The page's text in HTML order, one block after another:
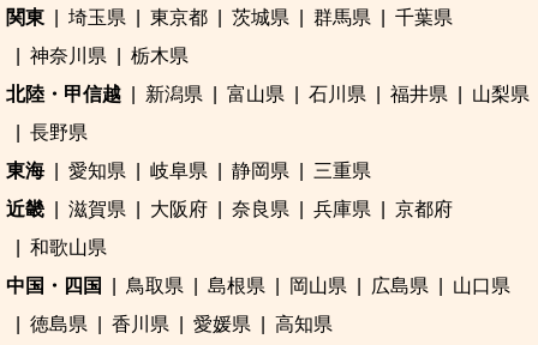
関東
埼玉県 東京都 茨城県 群馬県
千葉県
神奈川県
栃木県
北陸・甲信越
新潟県 富山県 石川県 福井県
山梨県
長野県
東海
愛知県 岐阜県 静岡県
三重県
近畿
滋賀県 大阪府 奈良県 兵庫県
京都府
和歌山県
中国・四国
鳥取県 島根県 岡山県 広島県
山口県
徳島県
香川県 愛媛県
高知県